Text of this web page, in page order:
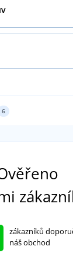
6
zákazníků
náš obchod